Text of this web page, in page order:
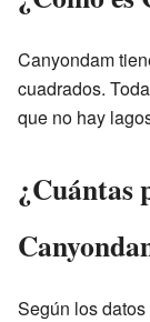
Canyondam
cuadrados.
que no hay
¿Cuántas
Según los